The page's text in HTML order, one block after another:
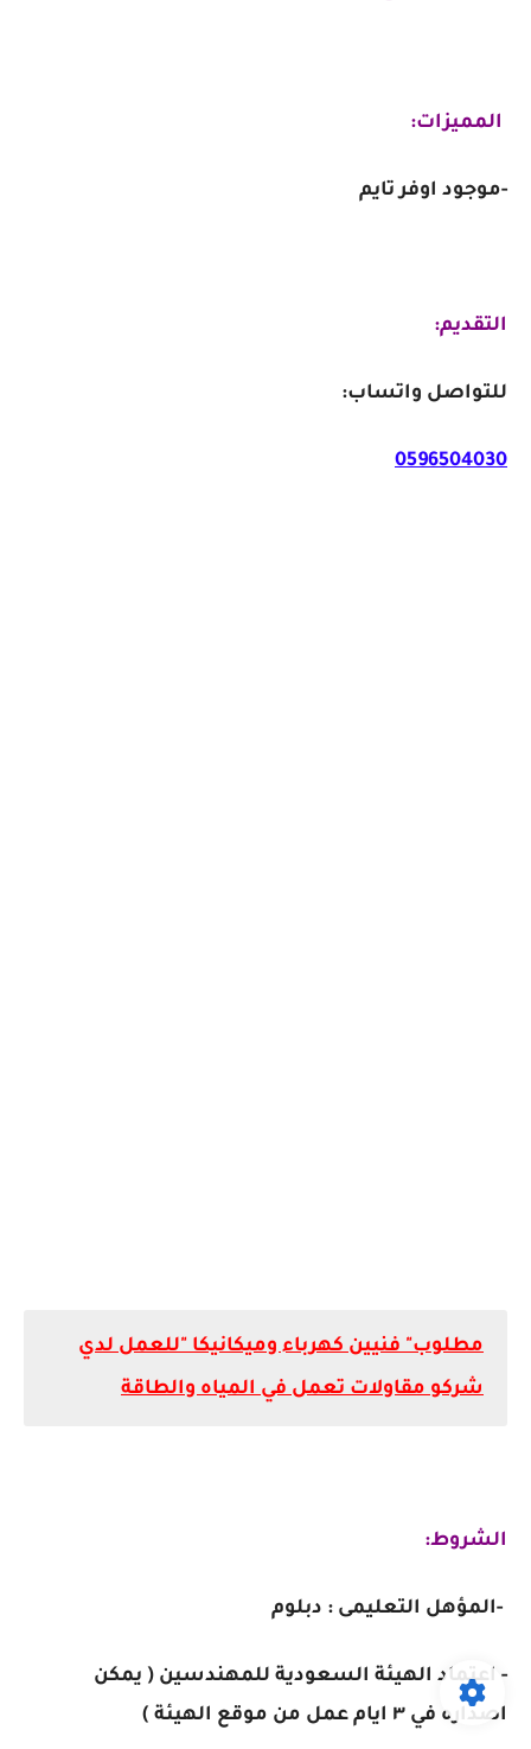
المميزات:
-موجود اوفر تايم
التقديم:
للتواصل واتساب:
0596504030
مطلوب" فنيين كهرباء وميكانيكا "للعمل لدي
شركو مقاولات تعمل في المياه والطاقة
الشروط:
-المؤهل التعليمى : دبلوم
- اعتماد الهيئة السعودية للمهندسين ( يمكن
اصداره في ٣ ايام عمل من موقع الهيئة )